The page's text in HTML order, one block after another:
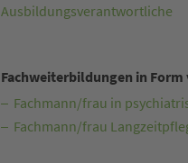
Ausbildungsverantwortliche
Fachweiterbildungen in
Fachmann/frau in
Fachmann/frau